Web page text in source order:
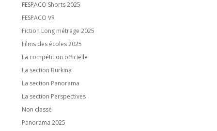
FESPACO Shorts 2025
FESPACO VR
Fiction Long métrage 2025
Films des écoles 2025
La compétition officielle
La section Burkina
La section Panorama
La section Perspectives
Non classé
Panorama 2025